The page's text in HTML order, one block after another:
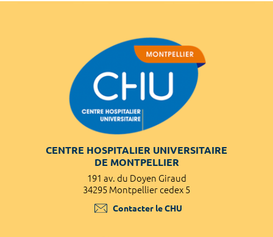
CENTRE HOSPITALIER UNIVERSITAIRE
DE MONTPELLIER
191 av. du Doyen Giraud
34295 Montpellier cedex 5
Contacter le CHU